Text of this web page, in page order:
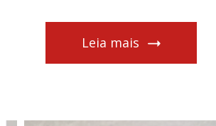
Leia mais